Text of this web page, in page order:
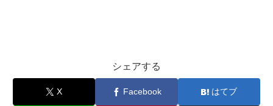
シェアする
X Facebook はてブ